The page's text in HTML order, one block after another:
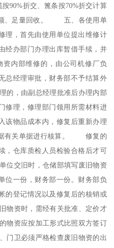
90%折交、篦条按70%折交计算
额、足量回收。 五、各使用单
理，首先由使用单位提出维修计
经办部门办理出库暂借手续，并
部维修的，由公司机修厂负
总经理审批，财务部不予结算外
，由副总经理批准后办理内部
修理，修理部门领用所需材料进
该物品成本内，修复后重新办理
据有关单据进行核算。 修复的
，仓库质检人员检验合格后才可
交旧时，仓储部填写废旧物资
位一份，财务部一份。财务部负
的登记情况以及修复后的核销或
资时，需经有关批准、定价才
资应按加工形式比照双方签订
卫必须严格检查废旧物资的出